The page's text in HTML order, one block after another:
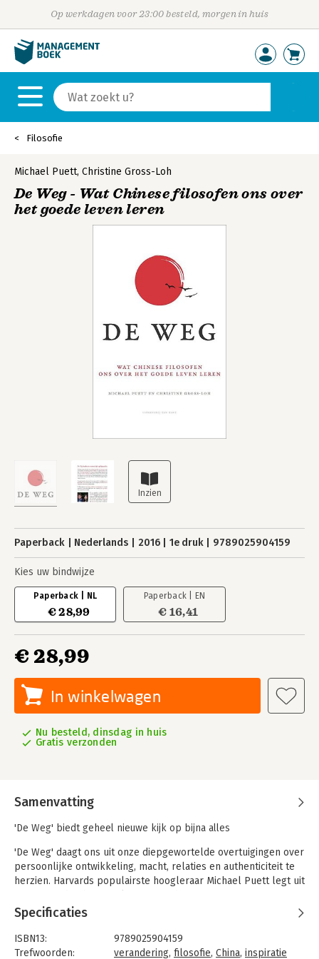
Op werkdagen voor 23:00 besteld, morgen in huis
Filosofie
Michael Puett, Christine Gross-Loh
De Weg - Wat Chinese filosofen ons over
het goede leven leren
Paperback Nederlands 2016 1e druk 9789025904159
Kies uw bindwijze
Paperback | NL
€ 28,99
Paperback | EN
€ 16,41
€ 28,99
In winkelwagen
Nu besteld, dinsdag in huis
Gratis verzonden
Samenvatting
'De Weg' biedt geheel nieuwe kijk op bijna alles
'De Weg' daagt ons uit onze diepgewortelde overtuigingen over
persoonlijke ontwikkeling, macht, relaties en authenticiteit te
herzien. Harvards populairste hoogleraar Michael Puett legt uit
over deze thema’s te vertellen hebben. Daarbij gebruikt hij
voorbeelden van mensen uit de 21e eeuw, die met zichzelf,
werk, opvoeding en relaties worstelen.
Specificaties
ISBN13:
9789025904159
Trefwoorden:
verandering, filosofie, China, inspiratie